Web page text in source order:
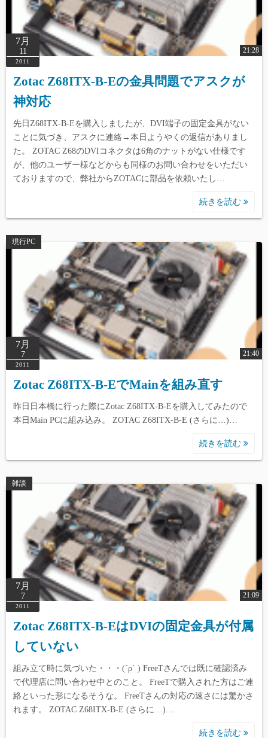
7月
11
2011
21:28
Zotac Z68ITX-B-Eの金具問題でアスクが
神対応
先日Z68ITX-B-Eを購入しましたが、DVI端子の固定金具がない
ことに気づき、アスクに連絡→本日ようやくの返信がありまし
た。 ZOTAC Z68のDVIコネクタは6角のナットがない仕様です
が、他のユーザー様などからも同様のお問い合わせをいただい
ておりますので、弊社からZOTACに部品を依頼いたし…
続きを読む
現行PC
7月
7
2011
21:40
Zotac Z68ITX-B-EでMainを組み直す
昨日日本橋に行った際にZotac Z68ITX-B-Eを購入してみたので
本日Main PCに組み込み。 ZOTAC Z68ITX-B-E (さらに…)…
続きを読む
雑談
7月
7
2011
21:09
Zotac Z68ITX-B-EはDVIの固定金具が付属
していない
組み立て時に気づいた・・・(´ρ` ) FreeTさんでは既に確認済み
で代理店に問い合わせ中とのこと。 FreeTで購入された方はご連
絡といった形になるそうな。 FreeTさんの対応の速さには驚かさ
れます。 ZOTAC Z68ITX-B-E (さらに…)…
続きを読む